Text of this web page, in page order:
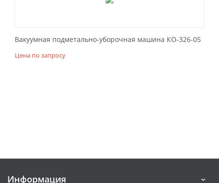
Вакуумная подметально-уборочная машина КО-326-05
Цена по запросу
Информация